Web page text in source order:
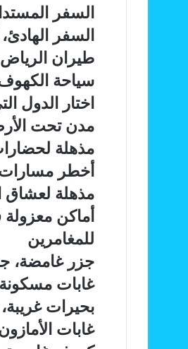
السفر
المستدام،
السياحة
البيئية:
9
طرق
عملية
وفعالة
لتقليل
الكربونية
السفر المستدام، السياحة
السفر
الهادئ،
أماكن
مزدحمة:
رائعة
لانتشاره
السفر الهادئ، أماكن
طيران
الرياض
ينطلق
إلى
لندن:
وجهات
جديدة
تدعم
رؤية
طيران الرياض
سياحة
الكهوف:
دليلك
عالم
تحت
الجبال
سياحة
اختار
الدول
التي
زرتها
من
الخريطة
اختار الدول
تحت
الأرض،
أنفاق
تاريخية،
حضارات
قديمة،
سياحة
أثرية،
مخفية،
مساكن
آثار
تحت
الأرض:
مدن تحت
مذهلة
أخطر
مسارات
الهايكنج،
هايكنج
حول
العالم،
جبلية،
رحلات
المشي،
أماكن
خطيرة
للسفر:
أخطر مسارات
مذهلة لعشاق
أماكن
معزولة
في
وجهات
نائية،
المغامرات،
أماكن
غامضة،
أماكن
للمغامرين
غامضة،
جزر
أماكن
غريبة
للسفر،
جزر غامضة،
غابات
مسكونة،
أغرب
الغابات
في
غابات
غريبة،
بحيرات
ملونة،
بحيرات
غابات
الأمازون،
غابات
كهوف